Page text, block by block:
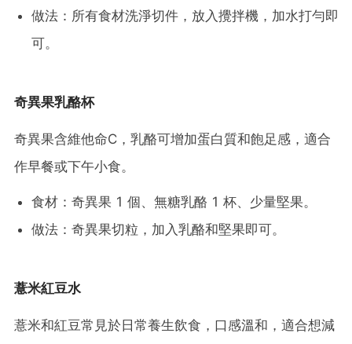
做法：所有食材洗淨切件，放入攪拌機，加水打勻即
可。
奇異果乳酪杯
奇異果含維他命C，乳酪可增加蛋白質和飽足感，適合
作早餐或下午小食。
食材：奇異果 1 個、無糖乳酪 1 杯、少量堅果。
做法：奇異果切粒，加入乳酪和堅果即可。
薏米紅豆水
薏米和紅豆常見於日常養生飲食，口感溫和，適合想減